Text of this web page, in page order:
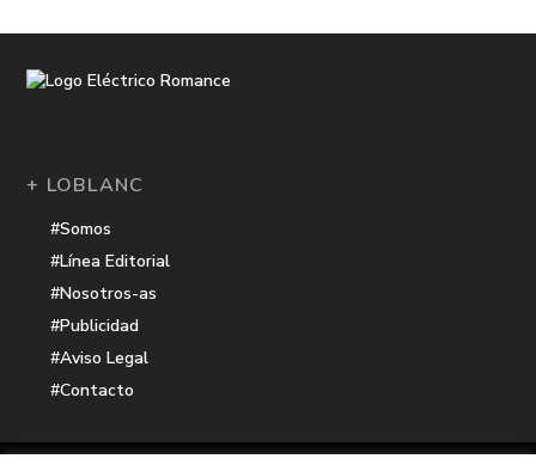
+ LOBLANC
#Somos
#Línea Editorial
#Nosotros-as
#Publicidad
#Aviso Legal
#Contacto